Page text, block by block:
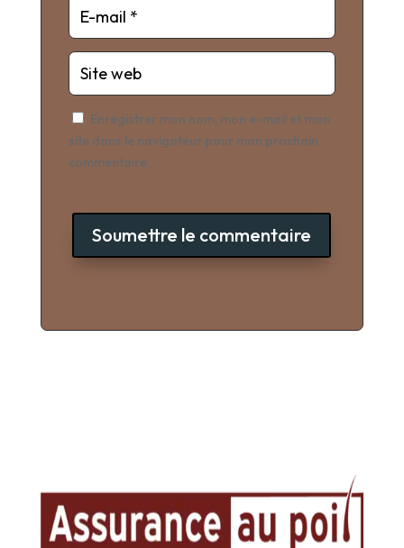
Enregistrer mon nom, mon e-mail et mon
site dans le navigateur pour mon prochain
commentaire.
Soumettre le commentaire